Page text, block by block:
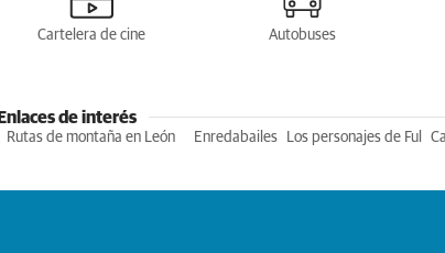
Cartelera de cine Autobuses
Enlaces de interés
Rutas de montaña en León Enredabailes Los personajes de Ful